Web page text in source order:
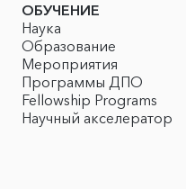
ОБУЧЕНИЕ
Наука
Образование
Мероприятия
Программы ДПО
Fellowship Programs
Научный акселератор